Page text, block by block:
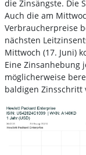
die Zinsängste. Die
Auch die am
Verbraucherpreise
nächsten
Mittwoch (17. Juni)
Eine Zinsanhebung
möglicherweise
baldigen Zinsschritt